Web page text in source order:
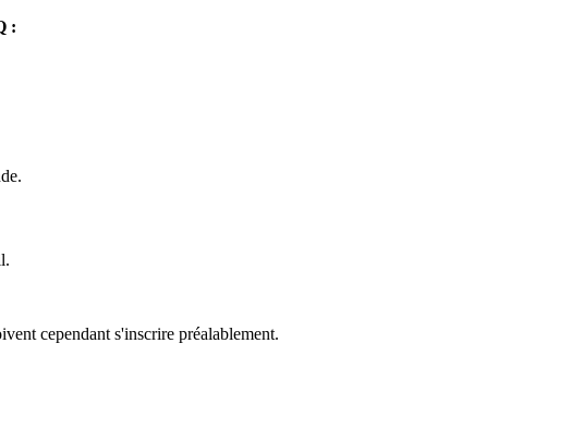
:
cependant s'inscrire préalablement.